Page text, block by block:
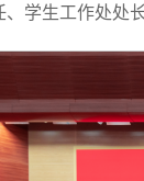
学生工作处处